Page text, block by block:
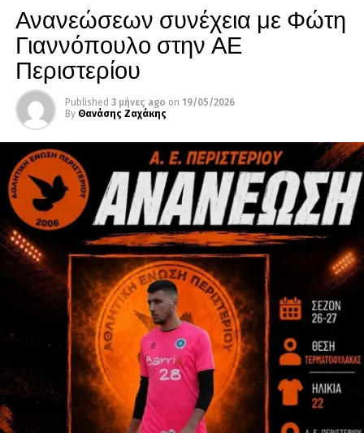
Ανανεώσεων συνέχεια με Φώτη
Γιαννόπουλο στην ΑΕ
Περιστερίου
Published 3 μήνες ago on 19/05/2026
By Θανάσης Ζαχάκης